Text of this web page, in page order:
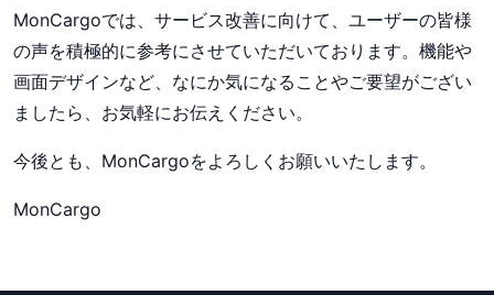
MonCargoでは、サービス改善に向けて、ユーザーの皆様
の声を積極的に参考にさせていただいております。機能や
画面デザインなど、なにか気になることやご要望がござい
ましたら、お気軽にお伝えください。
今後とも、MonCargoをよろしくお願いいたします。
MonCargo